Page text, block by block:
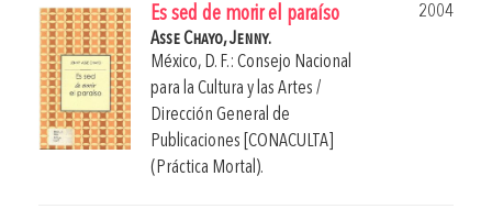
Es sed de morir el paraíso
2004
Asse Chayo, Jenny.
México, D. F.: Consejo Nacional
para la Cultura y las Artes /
Dirección General de
Publicaciones [CONACULTA]
(Práctica Mortal).